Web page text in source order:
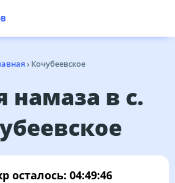
› Кочубеевское
намаза в с.
осталось: 04:49:46